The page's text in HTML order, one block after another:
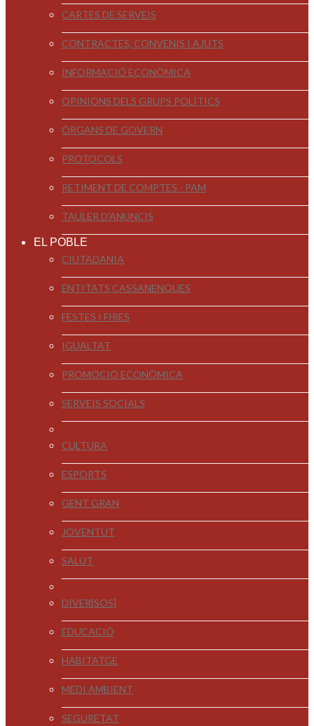
CARTES DE SERVEIS
CONTRACTES, CONVENIS I AJUTS
INFORMACIÓ ECONÒMICA
OPINIONS DELS GRUPS POLÍTICS
ÒRGANS DE GOVERN
PROTOCOLS
RETIMENT DE COMPTES - PAM
TAULER D'ANUNCIS
EL POBLE
CIUTADANIA
ENTITATS CASSANENQUES
FESTES I FIRES
IGUALTAT
PROMOCIÓ ECONÒMICA
SERVEIS SOCIALS
CULTURA
ESPORTS
GENT GRAN
JOVENTUT
SALUT
DIVER[SOS]
EDUCACIÓ
HABITATGE
MEDI AMBIENT
SEGURETAT